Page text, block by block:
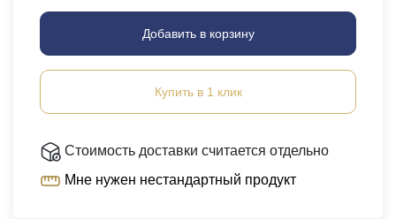
Добавить в корзину
Купить в 1 клик
Стоимость доставки считается отдельно
Мне нужен нестандартный продукт